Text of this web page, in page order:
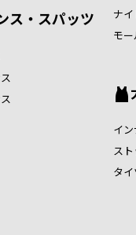
ス・スパッツ
ナ
モ
イ
ス
タイ